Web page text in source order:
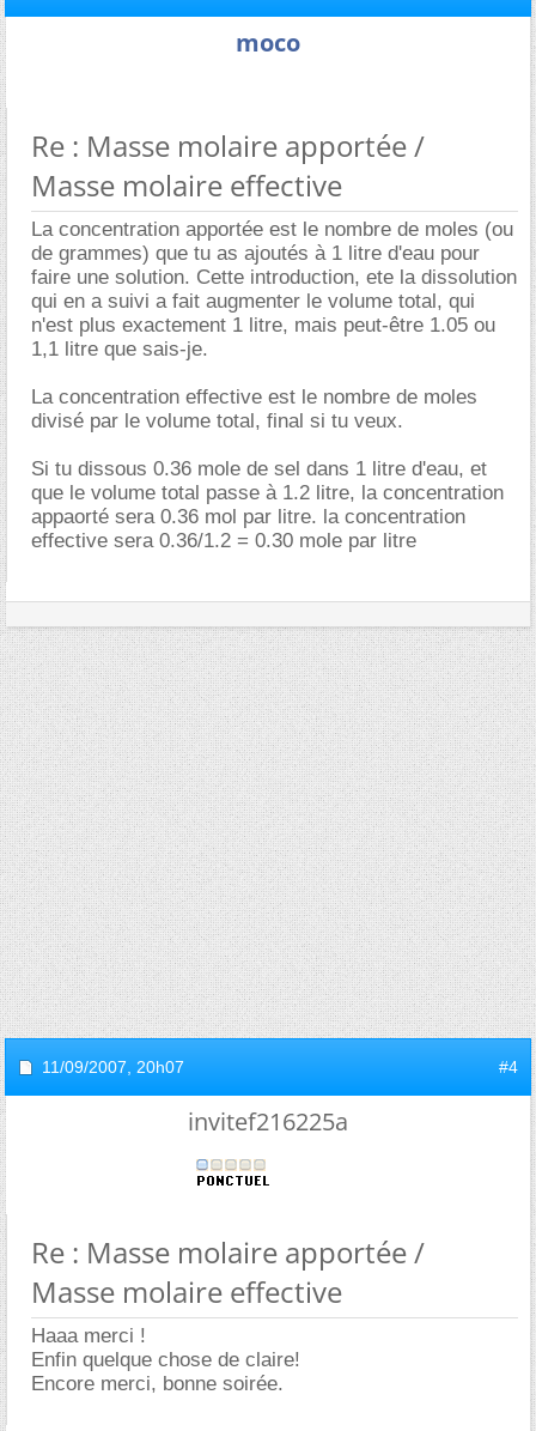
moco
Re : Masse molaire apportée /
Masse molaire effective
La concentration apportée est le nombre de moles (ou
de grammes) que tu as ajoutés à 1 litre d'eau pour
faire une solution. Cette introduction, ete la dissolution
qui en a suivi a fait augmenter le volume total, qui
n'est plus exactement 1 litre, mais peut-être 1.05 ou
1,1 litre que sais-je.
La concentration effective est le nombre de moles
divisé par le volume total, final si tu veux.
Si tu dissous 0.36 mole de sel dans 1 litre d'eau, et
que le volume total passe à 1.2 litre, la concentration
appaorté sera 0.36 mol par litre. la concentration
effective sera 0.36/1.2 = 0.30 mole par litre
11/09/2007, 20h07 #4
invitef216225a
Re : Masse molaire apportée /
Masse molaire effective
Haaa merci !
Enfin quelque chose de claire!
Encore merci, bonne soirée.